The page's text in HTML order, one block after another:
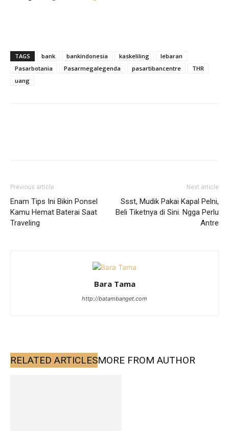
TAGS bank bankindonesia kaskeliling
lebaran
Pasarbotania
Pasarmegalegenda pasartibancentre
THR
uang
Previous article
Enam Tips Ini Bikin Ponsel
Kamu Hemat Baterai Saat
Traveling
Next article
Ssst, Mudik Pakai Kapal Pelni,
Beli Tiketnya di Sini. Ngga Perlu
Antre
Bara Tama
http://batambanget.com
RELATED ARTICLESMORE FROM AUTHOR